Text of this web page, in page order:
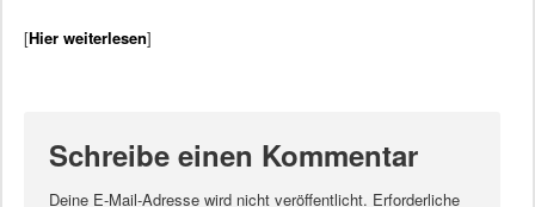
[Hier weiterlesen]
Schreibe einen Kommentar
Deine E-Mail-Adresse wird nicht veröffentlicht. Erforderliche